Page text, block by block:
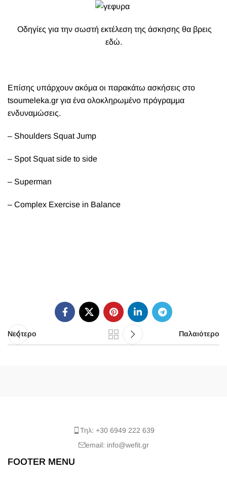
Οδηγίες για την σωστή εκτέλεση της άσκησης θα βρεις
εδώ.
Επίσης υπάρχουν ακόμα οι παρακάτω ασκήσεις στο
tsoumeleka.gr για ένα ολοκληρωμένο πρόγραμμα
ενδυναμώσεις.
– Shoulders Squat Jump
– Spot Squat side to side
– Superman
– Complex Exercise in Balance
Νεότερο Παλαιότερο
Τηλ: +30 6949 222 639
email: info@wefit.gr
FOOTER MENU